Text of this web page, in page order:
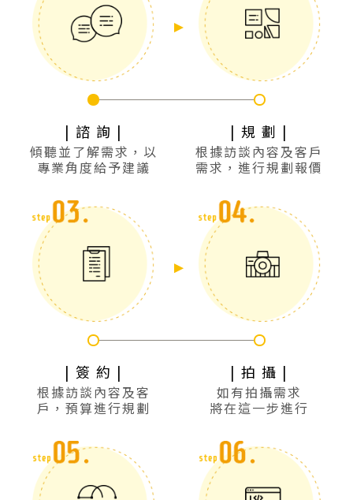
| 諮 詢 |
傾聽並了解需求，以
專業角度給予建議
| 規 劃 |
根據訪談內容及客戶
需求，進行規劃報價
| 簽 約 |
根據訪談內容及客
戶，預算進行規劃
| 拍 攝 |
如有拍攝需求
將在這一步進行